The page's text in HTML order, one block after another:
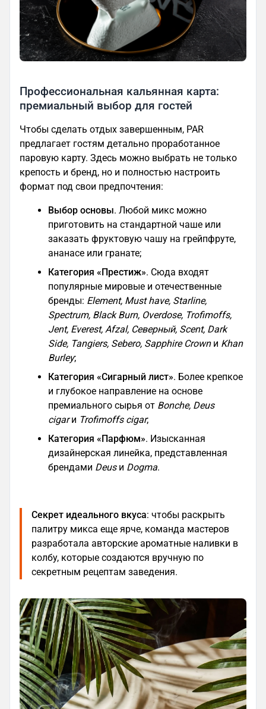
Профессиональная кальянная карта:
премиальный выбор для гостей
Чтобы сделать отдых завершенным, PAR
предлагает гостям детально проработанное
паровую карту. Здесь можно выбрать не только
крепость и бренд, но и полностью настроить
формат под свои предпочтения:
Выбор основы. Любой микс можно
приготовить на стандартной чаше или
заказать фруктовую чашу на грейпфруте,
ананасе или гранате;
Категория «Престиж». Сюда входят
популярные мировые и отечественные
бренды: Element, Must have, Starline,
Spectrum, Black Burn, Overdose, Trofimoffs,
Jent, Everest, Afzal, Северный, Scent, Dark
Side, Tangiers, Sebero, Sapphire Crownи Khan
Burley;
Категория «Сигарный лист». Более крепкое
и глубокое направление на основе
премиального сырья от Bonche, Deus
cigarи Trofimoffs cigar;
Категория «Парфюм». Изысканная
дизайнерская линейка, представленная
брендами Deusи Dogma.
Секрет идеального вкуса: чтобы раскрыть
палитру микса еще ярче, команда мастеров
разработала авторские ароматные наливки в
колбу, которые создаются вручную по
секретным рецептам заведения.